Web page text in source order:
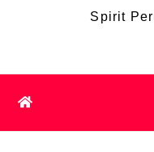
Spirit